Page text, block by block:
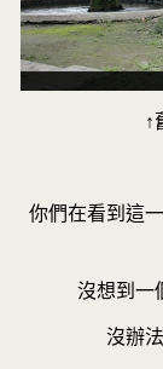
↑
你們在看到這
沒想到一
沒辦